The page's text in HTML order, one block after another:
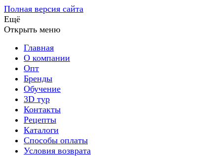
Полная версия сайта
Ещё
Открыть меню
Главная
О компании
Опт
Бренды
Обучение
3D тур
Контакты
Рецепты
Каталоги
Способы оплаты
Условия возврата